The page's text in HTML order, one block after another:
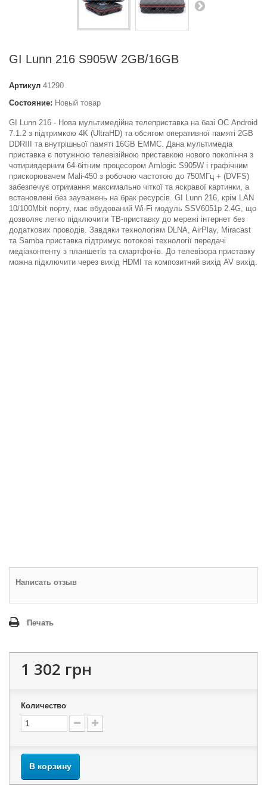
GI Lunn 216 S905W 2GB/16GB
Артикул 41290
Состояние: Новый товар
GI Lunn 216 - Нова мультимедійна телеприставка на базі ОС Android
7.1.2 з підтримкою 4K (UltraHD) та обсягом оперативної памяті 2GB
DDRIII та внутрішньої памяті 16GB EMMC. Дана мультимедіа
приставка є потужною телевізійною приставкою нового покоління з
чотириядерним 64-бітним процесором Amlogic S905W і графічним
прискорювачем Mali-450 з робочою частотою до 750МГц + (DVFS)
забезпечує отримання максимально чіткої та яскравої картинки, а
встановлені без зауважень на брак ресурсів. GI Lunn 216, крім LAN
10/100Mbit порту, має вбудований Wi-Fi модуль SSV6051p 2.4G, що
дозволяє легко підключити ТВ-приставку до мережі інтернет без
додаткових проводів. Завдяки технологіям DLNA, AirPlay, Miracast
та Samba приставка підтримує потокові технології передачі
медіаконтенту з планшетів та смартфонів. До телевізора приставку
можна підключити через вихід HDMI та композитний вихід AV вихід.
Написать отзыв
Печать
1 302 грн
Количество
В корзину